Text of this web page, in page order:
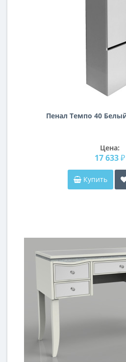
Пенал Темпо 40
Цена:
17 633 ₽
Купить